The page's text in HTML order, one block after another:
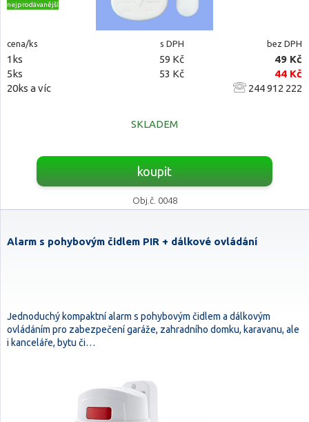
nejprodávanější
cena/ks s DPH bez DPH
1ks 59 Kč
49 Kč
5ks
53 Kč
44 Kč
20ks a víc
244 912 222
SKLADEM
koupit
Obj.č. 0048
Alarm s pohybovým čidlem PIR + dálkové ovládání
Jednoduchý kompaktní alarm s pohybovým čidlem a dálkovým
ovládáním pro zabezpečení garáže, zahradního domku, karavanu, ale
i kanceláře, bytu či…